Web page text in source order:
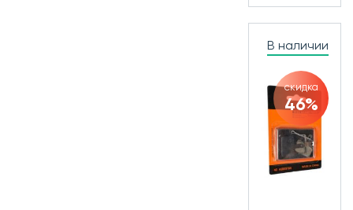
В наличии
скидка
46%